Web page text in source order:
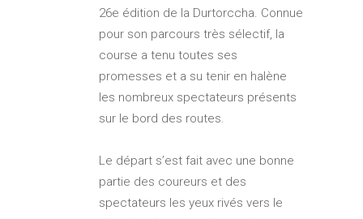
26e édition de la Durtorccha. Connue
pour son parcours très sélectif, la
course a tenu toutes ses
promesses et a su tenir en halène
les nombreux spectateurs présents
sur le bord des routes.
Le départ s’est fait avec une bonne
partie des coureurs et des
spectateurs les yeux rivés vers le